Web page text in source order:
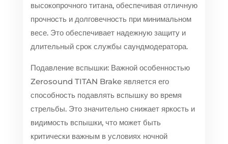
высокопрочного титана, обеспечивая отличную
прочность и долговечность при минимальном
весе. Это обеспечивает надежную защиту и
длительный срок службы саундмодератора.
Подавление вспышки: Важной особенностью
Zerosound TITAN Brake является его
способность подавлять вспышку во время
стрельбы. Это значительно снижает яркость и
видимость вспышки, что может быть
критически важным в условиях ночной